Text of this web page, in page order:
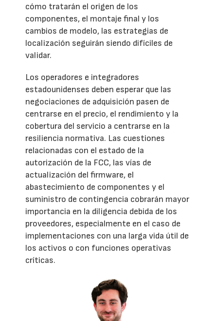
cómo tratarán el origen de los
componentes, el montaje final y los
cambios de modelo, las estrategias de
localización seguirán siendo difíciles de
validar.
Los operadores e integradores
estadounidenses deben esperar que las
negociaciones de adquisición pasen de
centrarse en el precio, el rendimiento y la
cobertura del servicio a centrarse en la
resiliencia normativa. Las cuestiones
relacionadas con el estado de la
autorización de la FCC, las vías de
actualización del firmware, el
abastecimiento de componentes y el
suministro de contingencia cobrarán mayor
importancia en la diligencia debida de los
proveedores, especialmente en el caso de
implementaciones con una larga vida útil de
los activos o con funciones operativas
críticas.